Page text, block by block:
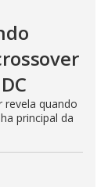
revela quando
principal da